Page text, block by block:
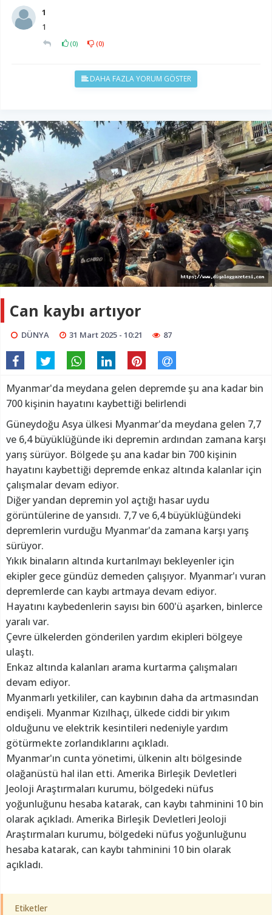
1
1
(0) (0)
DAHA FAZLA YORUM GÖSTER
Can kaybı artıyor
DÜNYA 31 Mart 2025 - 10:21 87
Myanmar'da meydana gelen depremde şu ana kadar bin
700 kişinin hayatını kaybettiği belirlendi
Güneydoğu Asya ülkesi Myanmar'da meydana gelen 7,7
ve 6,4 büyüklüğünde iki depremin ardından zamana karşı
yarış sürüyor. Bölgede şu ana kadar bin 700 kişinin
hayatını kaybettiği depremde enkaz altında kalanlar için
çalışmalar devam ediyor.
Diğer yandan depremin yol açtığı hasar uydu
görüntülerine de yansıdı. 7,7 ve 6,4 büyüklüğündeki
depremlerin vurduğu Myanmar'da zamana karşı yarış
sürüyor.
Yıkık binaların altında kurtarılmayı bekleyenler için
ekipler gece gündüz demeden çalışıyor. Myanmar'ı vuran
depremlerde can kaybı artmaya devam ediyor.
Hayatını kaybedenlerin sayısı bin 600'ü aşarken, binlerce
yaralı var.
Çevre ülkelerden gönderilen yardım ekipleri bölgeye
ulaştı.
Enkaz altında kalanları arama kurtarma çalışmaları
devam ediyor.
Myanmarlı yetkililer, can kaybının daha da artmasından
endişeli. Myanmar Kızılhaçı, ülkede ciddi bir yıkım
olduğunu ve elektrik kesintileri nedeniyle yardım
götürmekte zorlandıklarını açıkladı.
Myanmar'ın cunta yönetimi, ülkenin altı bölgesinde
olağanüstü hal ilan etti. Amerika Birleşik Devletleri
Jeoloji Araştırmaları kurumu, bölgedeki nüfus
yoğunluğunu hesaba katarak, can kaybı tahminini 10 bin
olarak açıkladı. Amerika Birleşik Devletleri Jeoloji
Araştırmaları kurumu, bölgedeki nüfus yoğunluğunu
hesaba katarak, can kaybı tahminini 10 bin olarak
açıkladı.
Etiketler